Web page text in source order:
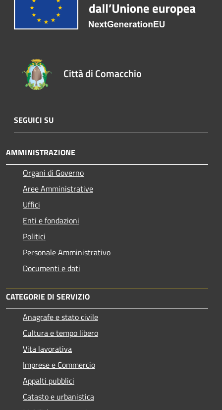
Città di Comacchio
SEGUICI SU
AMMINISTRAZIONE
Organi di Governo
Aree Amministrative
Uffici
Enti e fondazioni
Politici
Personale Amministrativo
Documenti e dati
CATEGORIE DI SERVIZIO
Anagrafe e stato civile
Cultura e tempo libero
Vita lavorativa
Imprese e Commercio
Appalti pubblici
Catasto e urbanistica